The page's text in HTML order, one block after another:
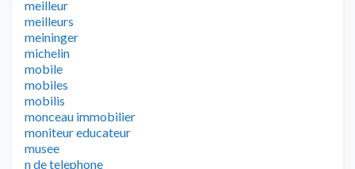
meilleur
meilleurs
meininger
michelin
mobile
mobiles
mobilis
monceau immobilier
moniteur educateur
musee
n de telephone